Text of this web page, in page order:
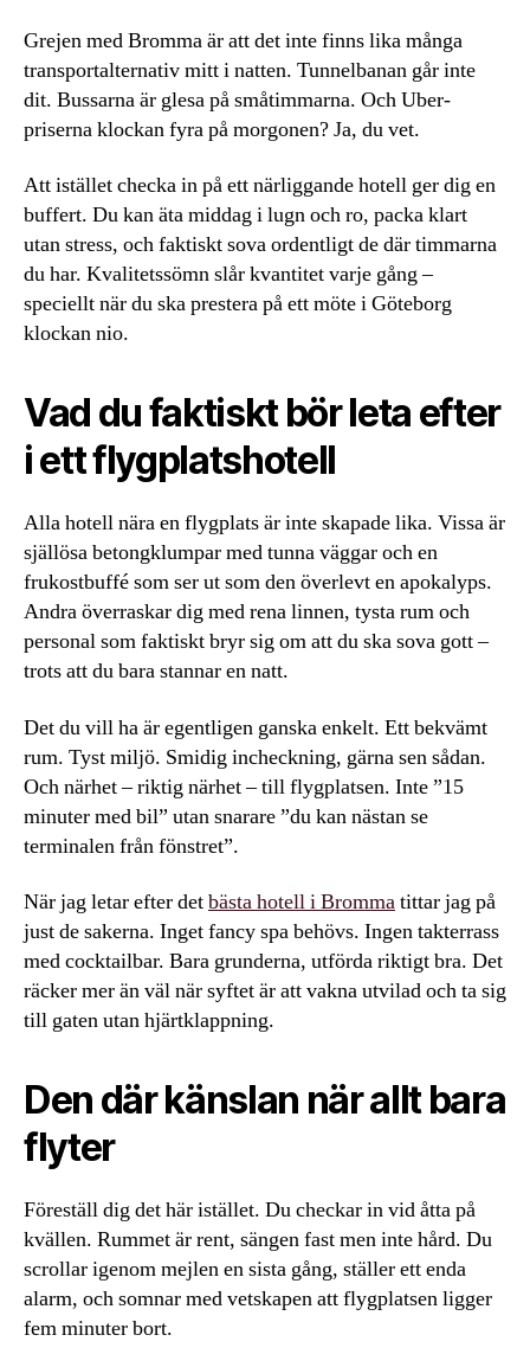
Grejen med Bromma är att det inte finns lika många
transportalternativ mitt i natten. Tunnelbanan går inte
dit. Bussarna är glesa på småtimmarna. Och Uber-
priserna klockan fyra på morgonen? Ja, du vet.
Att istället checka in på ett närliggande hotell ger dig en
buffert. Du kan äta middag i lugn och ro, packa klart
utan stress, och faktiskt sova ordentligt de där timmarna
du har. Kvalitetssömn slår kvantitet varje gång –
speciellt när du ska prestera på ett möte i Göteborg
klockan nio.
Vad du faktiskt bör leta efter
i ett flygplatshotell
Alla hotell nära en flygplats är inte skapade lika. Vissa är
själlösa betongklumpar med tunna väggar och en
frukostbuffé som ser ut som den överlevt en apokalyps.
Andra överraskar dig med rena linnen, tysta rum och
personal som faktiskt bryr sig om att du ska sova gott –
trots att du bara stannar en natt.
Det du vill ha är egentligen ganska enkelt. Ett bekvämt
rum. Tyst miljö. Smidig incheckning, gärna sen sådan.
Och närhet – riktig närhet – till flygplatsen. Inte ”15
minuter med bil” utan snarare ”du kan nästan se
terminalen från fönstret”.
När jag letar efter detbästa hotell i Brommatittar jag på
just de sakerna. Inget fancy spa behövs. Ingen takterrass
med cocktailbar. Bara grunderna, utförda riktigt bra. Det
räcker mer än väl när syftet är att vakna utvilad och ta sig
till gaten utan hjärtklappning.
Den där känslan när allt bara
flyter
Föreställ dig det här istället. Du checkar in vid åtta på
kvällen. Rummet är rent, sängen fast men inte hård. Du
scrollar igenom mejlen en sista gång, ställer ett enda
alarm, och somnar med vetskapen att flygplatsen ligger
fem minuter bort.